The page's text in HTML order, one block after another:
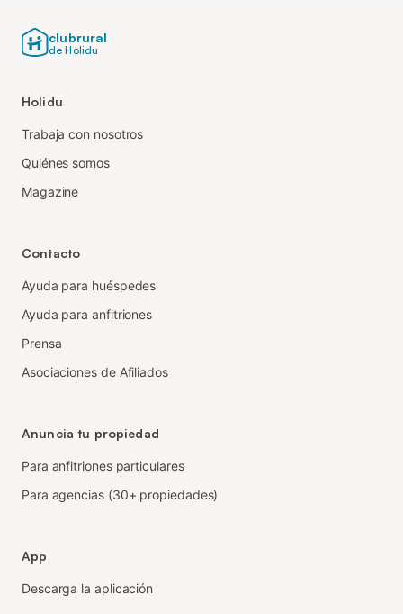
clubrural
de Holidu
Holidu
Trabaja con nosotros
Quiénes somos
Magazine
Contacto
Ayuda para huéspedes
Ayuda para anfitriones
Prensa
Asociaciones de Afiliados
Anuncia tu propiedad
Para anfitriones particulares
Para agencias (30+ propiedades)
App
Descarga la aplicación